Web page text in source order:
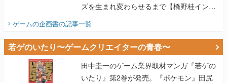
ズを生まれ変わらせるまで【橋野桂インタ
ゲームの企画書の記事一覧
若ゲのいたり〜ゲームクリエイターの青春〜
田中圭一のゲーム業界取材マンガ『若ゲの
いたり』第2巻が発売。『ポケモン』田尻